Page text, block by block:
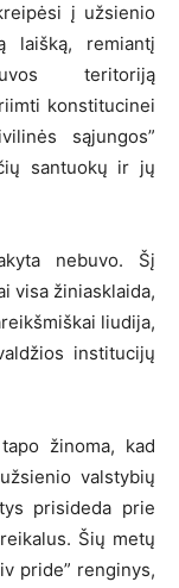
į užsienio
laišką, remiantį
teritoriją
konstitucinei
sąjungos”
santuokų ir jų
nebuvo. Šį
visa žiniasklaida,
liudija,
institucijų
žinoma, kad
valstybių
prisideda prie
Šių metų
pride” renginys,